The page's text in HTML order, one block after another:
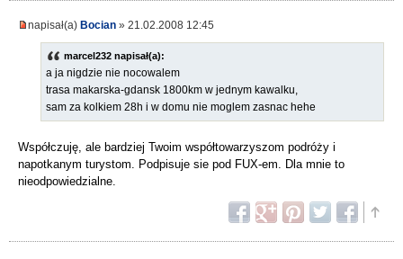
napisał(a) Bocian » 21.02.2008 12:45
marcel232 napisał(a):
a ja nigdzie nie nocowalem
trasa makarska-gdansk 1800km w jednym kawalku,
sam za kolkiem 28h i w domu nie moglem zasnac hehe
Współczuję, ale bardziej Twoim współtowarzyszom podróży i
napotkanym turystom. Podpisuje sie pod FUX-em. Dla mnie to
nieodpowiedzialne.